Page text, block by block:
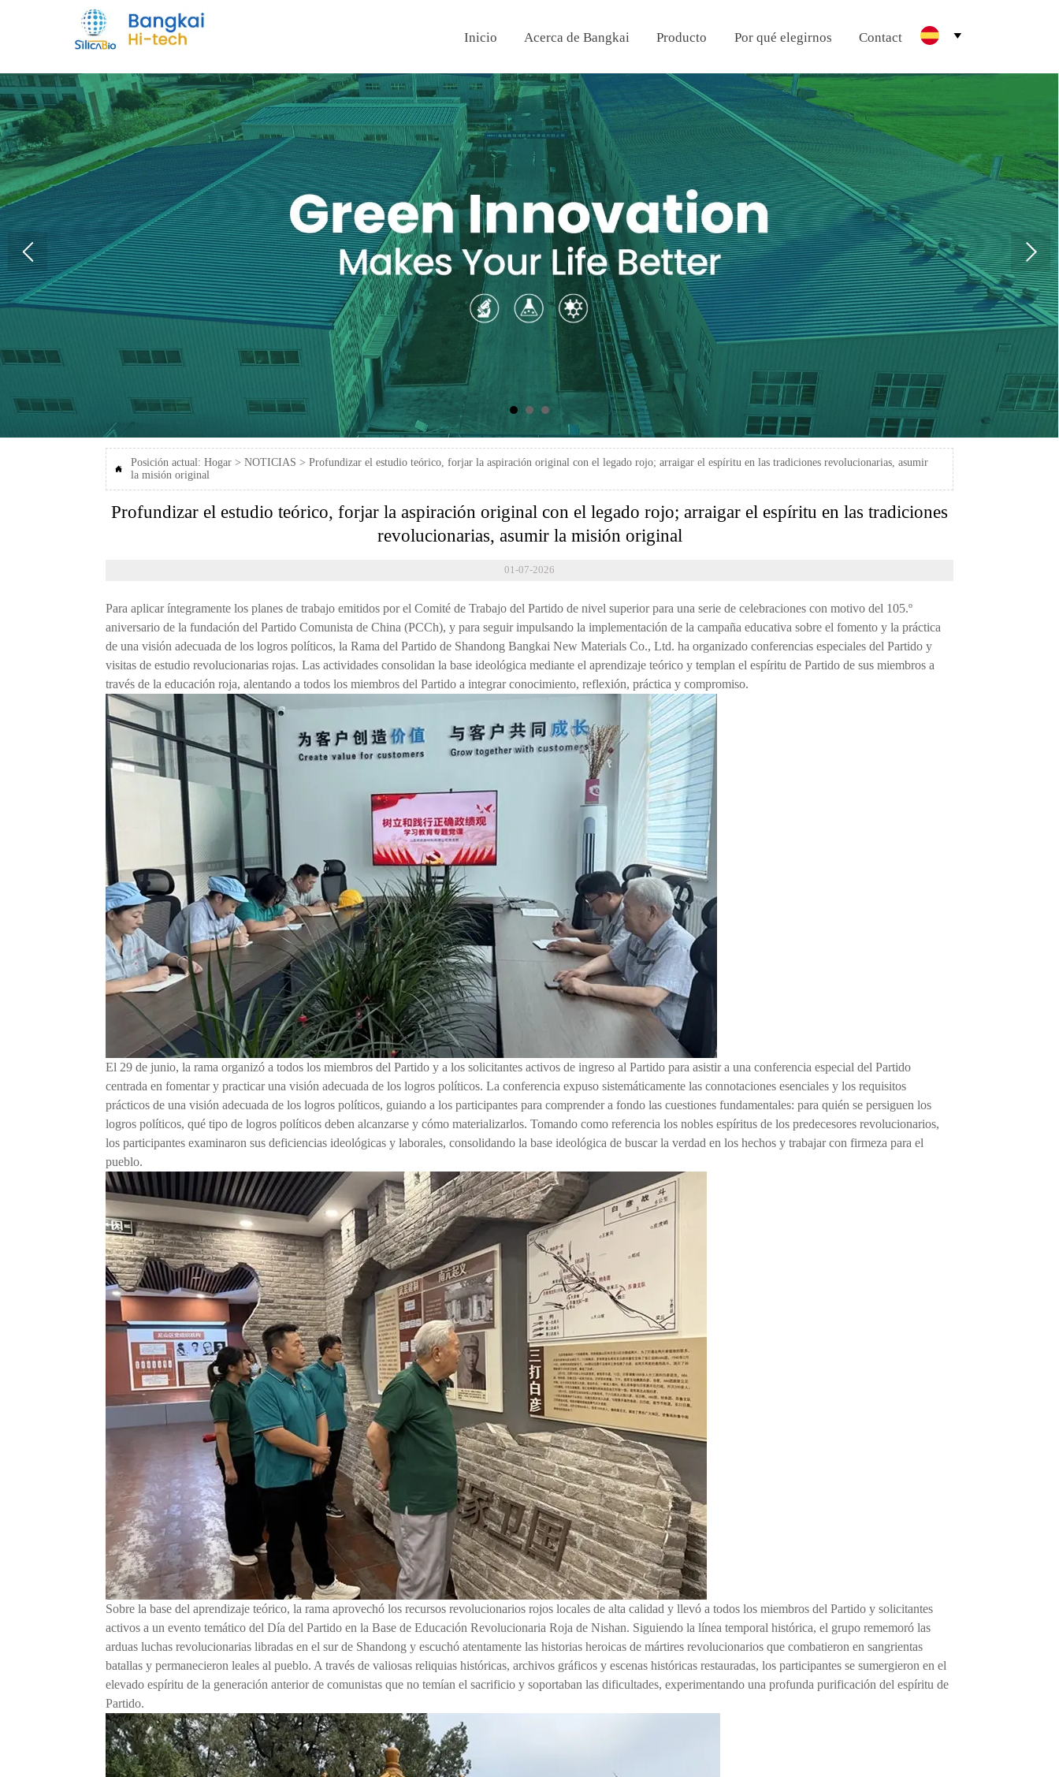
Inicio Acerca de Bangkai Producto Por qué elegirnos Contact 

Posición actual:Hogar >NOTICIAS >Profundizar el estudio teórico, forjar la aspiración original con el legado rojo; arraigar el espíritu en las tradiciones revolucionarias, asumir
la misión original
Profundizar el estudio teórico, forjar la aspiración original con el legado rojo; arraigar el espíritu en las tradiciones
revolucionarias, asumir la misión original
01-07-2026
Para aplicar íntegramente los planes de trabajo emitidos por el Comité de Trabajo del Partido de nivel superior para una serie de celebraciones con motivo del 105.º
aniversario de la fundación del Partido Comunista de China (PCCh), y para seguir impulsando la implementación de la campaña educativa sobre el fomento y la práctica
de una visión adecuada de los logros políticos, la Rama del Partido de Shandong Bangkai New Materials Co., Ltd. ha organizado conferencias especiales del Partido y
visitas de estudio revolucionarias rojas. Las actividades consolidan la base ideológica mediante el aprendizaje teórico y templan el espíritu de Partido de sus miembros a
través de la educación roja, alentando a todos los miembros del Partido a integrar conocimiento, reflexión, práctica y compromiso.
El 29 de junio, la rama organizó a todos los miembros del Partido y a los solicitantes activos de ingreso al Partido para asistir a una conferencia especial del Partido
centrada en fomentar y practicar una visión adecuada de los logros políticos. La conferencia expuso sistemáticamente las connotaciones esenciales y los requisitos
prácticos de una visión adecuada de los logros políticos, guiando a los participantes para comprender a fondo las cuestiones fundamentales: para quién se persiguen los
logros políticos, qué tipo de logros políticos deben alcanzarse y cómo materializarlos. Tomando como referencia los nobles espíritus de los predecesores revolucionarios,
los participantes examinaron sus deficiencias ideológicas y laborales, consolidando la base ideológica de buscar la verdad en los hechos y trabajar con firmeza para el
pueblo.
Sobre la base del aprendizaje teórico, la rama aprovechó los recursos revolucionarios rojos locales de alta calidad y llevó a todos los miembros del Partido y solicitantes
activos a un evento temático del Día del Partido en la Base de Educación Revolucionaria Roja de Nishan. Siguiendo la línea temporal histórica, el grupo rememoró las
arduas luchas revolucionarias libradas en el sur de Shandong y escuchó atentamente las historias heroicas de mártires revolucionarios que combatieron en sangrientas
batallas y permanecieron leales al pueblo. A través de valiosas reliquias históricas, archivos gráficos y escenas históricas restauradas, los participantes se sumergieron en el
elevado espíritu de la generación anterior de comunistas que no temían el sacrificio y soportaban las dificultades, experimentando una profunda purificación del espíritu de
Partido.